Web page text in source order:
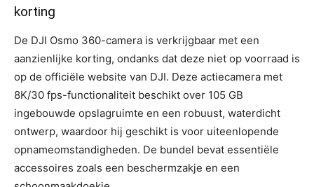
korting
De DJI Osmo 360-camera is verkrijgbaar met een
aanzienlijke korting, ondanks dat deze niet op voorraad is
op de officiële website van DJI. Deze actiecamera met
8K/30 fps-functionaliteit beschikt over 105 GB
ingebouwde opslagruimte en een robuust, waterdicht
ontwerp, waardoor hij geschikt is voor uiteenlopende
opnameomstandigheden. De bundel bevat essentiële
accessoires zoals een beschermzakje en een